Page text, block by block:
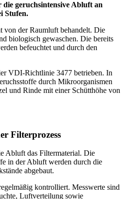
geruchsintensive Abluft an
Stufen.
von der Raumluft behandelt. Die
biologisch gewaschen. Die bereits
befeuchtet und durch den
VDI-Richtlinie 3477 betrieben. In
durch Mikroorganismen
und Rinde mit einer Schütthöhe von
Filterprozess
Abluft das Filtermaterial. Die
in der Abluft werden durch die
abgebaut.
kontrolliert. Messwerte sind
Luftverteilung sowie